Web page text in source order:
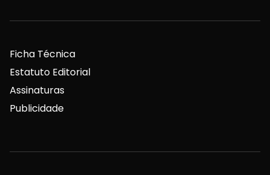
Ficha Técnica
Estatuto Editorial
Assinaturas
Publicidade